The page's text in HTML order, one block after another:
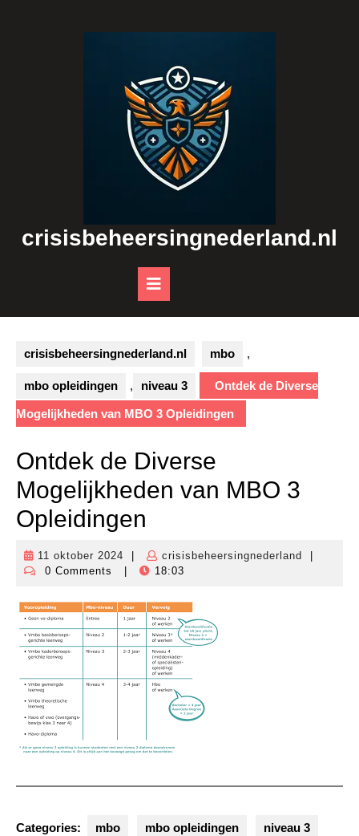
crisisbeheersingnederland.nl
Button
crisisbeheersingnederland.nl mbo ,
mbo opleidingen , niveau 3 Ontdek de Diverse
Mogelijkheden van MBO 3 Opleidingen
Ontdek de Diverse
Mogelijkheden van MBO 3
Opleidingen
11 oktober 2024
11
oktober
crisisbeheersingnederland
0 Comments
18:03
Categories: mbo mbo opleidingen niveau 3